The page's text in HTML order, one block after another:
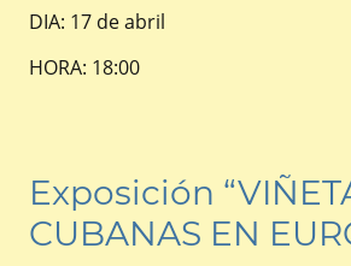
DIA: 17 de abril
HORA: 18:00
Exposición
CUBANAS EN